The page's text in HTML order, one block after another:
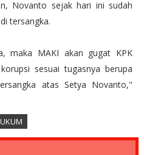
Novanto sejak hari ini sudah
tersangka.
maka MAKI akan gugat KPK
sesuai tugasnya berupa
atas Setya Novanto,"